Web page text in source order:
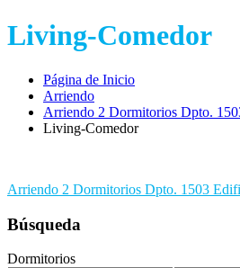
Living-Comedor
Página de Inicio
Arriendo
Arriendo 2 Dormitorios Dpto.
Living-Comedor
Navegación
de
entradas
Arriendo 2 Dormitorios Dpto. 1503
Búsqueda
Dormitorios